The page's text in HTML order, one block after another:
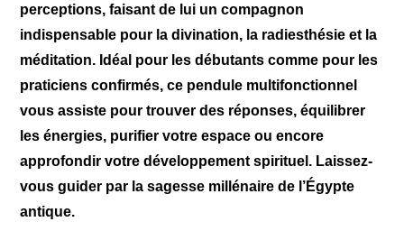
perceptions, faisant de lui un compagnon
indispensable pour la divination, la radiesthésie et la
méditation. Idéal pour les débutants comme pour les
praticiens confirmés, ce pendule multifonctionnel
vous assiste pour trouver des réponses, équilibrer
les énergies, purifier votre espace ou encore
approfondir votre développement spirituel. Laissez-
vous guider par la sagesse millénaire de l’Égypte
antique.